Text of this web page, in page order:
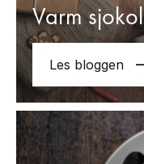
Varm
Les bloggen